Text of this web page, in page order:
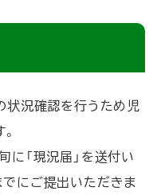
状況確認を行うため児
に「現況届」を送付い
にご提出いただきま